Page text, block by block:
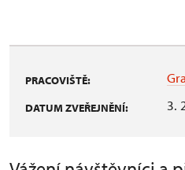
PRACOVIŠTĚ:
DATUM ZVEŘEJNĚNÍ: 3.